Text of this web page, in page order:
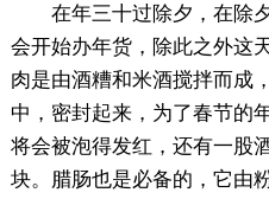
在年三十过除夕，在除
会开始办年货，除此之外这
肉是由酒糟和米酒搅拌而成
中，密封起来，为了春节的
将会被泡得发红，还有一股
块。腊肠也是必备的，它由